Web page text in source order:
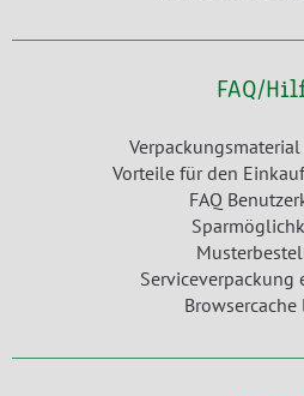
FAQ/
Vorteile für den
FAQ
Serviceverpackung
Browsercache